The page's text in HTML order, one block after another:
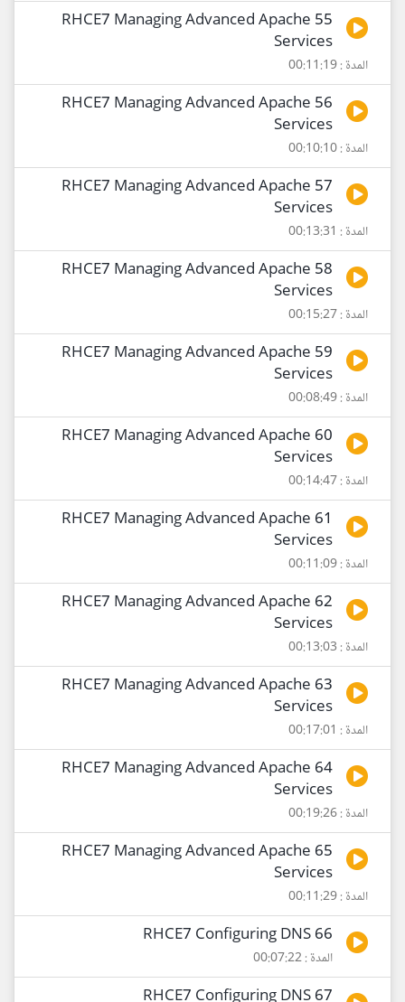
55 RHCE7 Managing Advanced Apache
Services
المدة : 00:11:19
56 RHCE7 Managing Advanced Apache
Services
المدة : 00:10:10
57 RHCE7 Managing Advanced Apache
Services
المدة : 00:13:31
58 RHCE7 Managing Advanced Apache
Services
المدة : 00:15:27
59 RHCE7 Managing Advanced Apache
Services
المدة : 00:08:49
60 RHCE7 Managing Advanced Apache
Services
المدة : 00:14:47
61 RHCE7 Managing Advanced Apache
Services
المدة : 00:11:09
62 RHCE7 Managing Advanced Apache
Services
المدة : 00:13:03
63 RHCE7 Managing Advanced Apache
Services
المدة : 00:17:01
64 RHCE7 Managing Advanced Apache
Services
المدة : 00:19:26
65 RHCE7 Managing Advanced Apache
Services
المدة : 00:11:29
66 RHCE7 Configuring DNS
المدة : 00:07:22